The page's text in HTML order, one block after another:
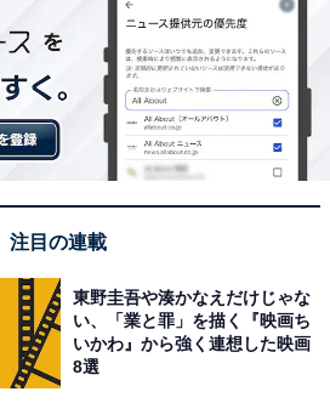
注目の連載
東野圭吾や湊かなえだけじゃな
い、「業と罪」を描く『映画ち
いかわ』から強く連想した映画
8選